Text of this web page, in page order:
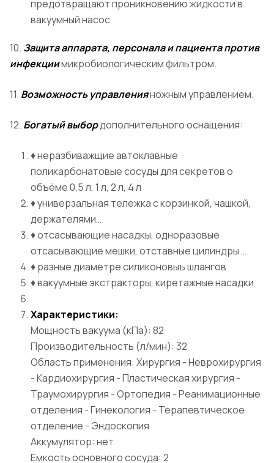
предотвращают проникновению жидкости в
вакуумный насос
10. Защита аппарата, персонала и пациента против
инфекциимикробиологическим фильтром.
11. Возможность управленияножным управлением.
12. Богатый выбордополнительного оснащения:
♦ неразбиважщие автоклавные
поликарбонатовые сосуды для секретов о
объёме 0,5 л, 1 л, 2 л, 4 л
♦ универзальная тележка с корзинкой, чашкой,
держателями…
♦ отсасывающие насадкы, одноразовые
отсасывающие мешки, отставные цилиндры …
♦ разные диаметре силиконовыъ шлангов
♦ вакуумные экстракторы, киретажные насадки
Характеристики:
Мощность вакуума (кПа): 82
Производительность (л/мин): 32
Область применения: Хирургия - Неврохирургия
- Кардиохирургия - Пластическая хирургия -
Траумохирургия - Ортопедия - Реанимационные
отделения - Гинекология - Терапевтическое
отделение - Эндоскопия
Аккумулятор: нет
Емкость основного сосуда: 2